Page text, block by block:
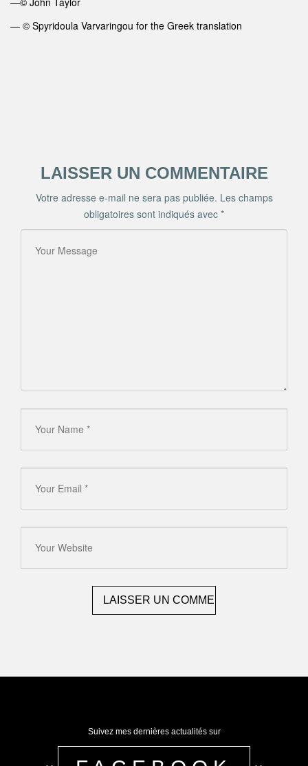
— © Spyridoula Varvaringou for the Greek translation
LAISSER UN COMMENTAIRE
Votre adresse e-mail ne sera pas publiée. Les champs
obligatoires sont indiqués avec *
Suivez mes dernières actualités sur